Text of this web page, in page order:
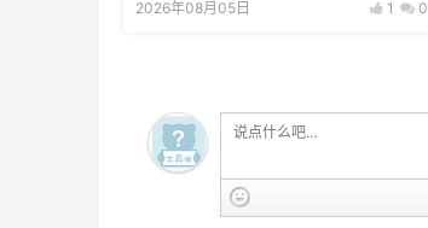
2026年08月05日 1 0